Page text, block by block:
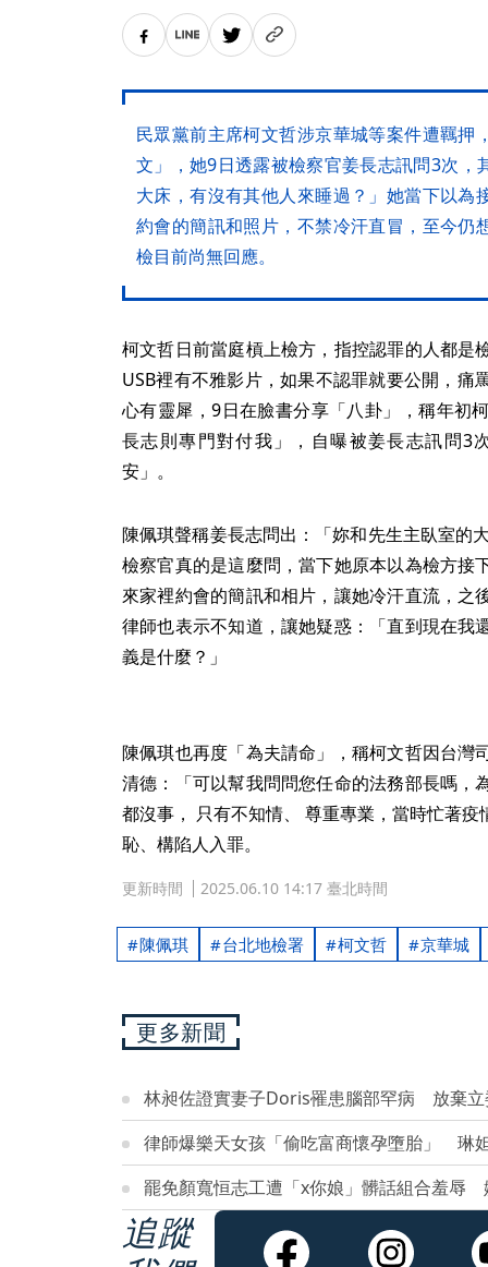
民眾黨前主席柯文哲涉京華城等案件遭羈押
文」，她9日透露被檢察官姜長志訊問3次，
大床，有沒有其他人來睡過？」她當下以為
約會的簡訊和照片，不禁冷汗直冒，至今仍
檢目前尚無回應。
柯文哲日前當庭槓上檢方，指控認罪的人都是
USB裡有不雅影片，如果不認罪就要公開，痛
心有靈犀，9日在臉書分享「八卦」，稱年初
長志則專門對付我」，自曝被姜長志訊問3
安」。
陳佩琪聲稱姜長志問出：「妳和先生主臥室的
檢察官真的是這麼問，當下她原本以為檢方接
來家裡約會的簡訊和相片，讓她冷汗直流，之
律師也表示不知道，讓她疑惑：「直到現在我
義是什麼？」
陳佩琪也再度「為夫請命」，稱柯文哲因台灣
清德：「可以幫我問問您任命的法務部長嗎，
都沒事， 只有不知情、 尊重專業，當時忙著
恥、構陷人入罪。
更新時間 2025.06.10 14:17 臺北時間
陳佩琪 台北地檢署 柯文哲 京華城
更多新聞
林昶佐證實妻子Doris罹患腦部罕病 放棄立
律師爆樂天女孩「偷吃富商懷孕墮胎」 琳
罷免顏寬恒志工遭「x你娘」髒話組合羞辱
追蹤